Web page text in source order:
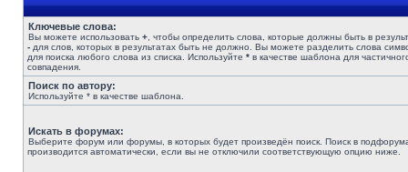
Ключевые слова:
Вы можете использовать + , чтобы определить слова, которые должны быть в
- для слов, которых в результатах быть не должно. Вы можете разделить слова
для поиска любого слова из списка. Используйте * в качестве шаблона для
совпадения.
Поиск по автору:
Используйте * в качестве шаблона.
Искать в форумах:
Выберите форум или форумы, в которых будет произведён поиск. Поиск в
производится автоматически, если вы не отключили соответствующую опцию ниже.